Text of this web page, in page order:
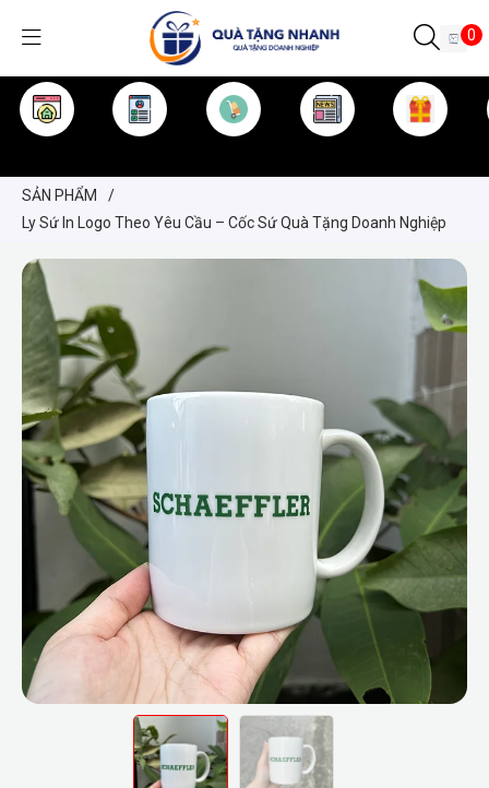
0
SẢN PHẨM
/
Ly Sứ In Logo Theo Yêu Cầu – Cốc Sứ Quà Tặng Doanh Nghiệp